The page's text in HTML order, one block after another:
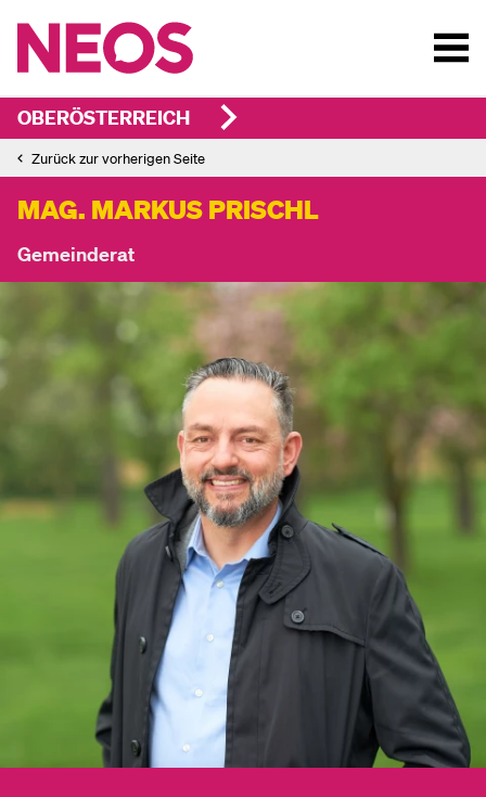
OBERÖSTERREICH
Zurück zur vorherigen Seite
MAG. MARKUS PRISCHL
Gemeinderat